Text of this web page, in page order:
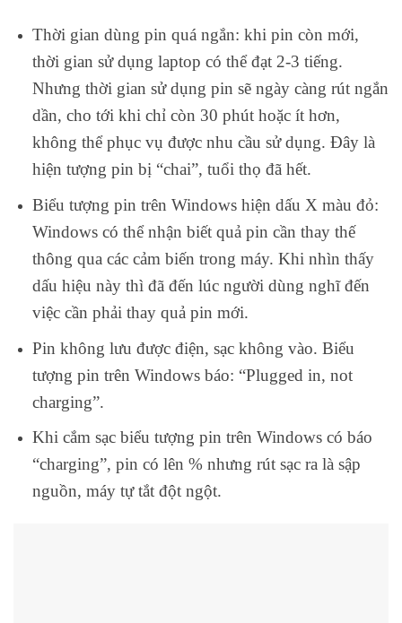
Thời gian dùng pin quá ngắn: khi pin còn mới,
thời gian sử dụng laptop có thể đạt 2-3 tiếng.
Nhưng thời gian sử dụng pin sẽ ngày càng rút ngắn
dần, cho tới khi chỉ còn 30 phút hoặc ít hơn,
không thể phục vụ được nhu cầu sử dụng. Đây là
hiện tượng pin bị “chai”, tuổi thọ đã hết.
Biểu tượng pin trên Windows hiện dấu X màu đỏ:
Windows có thể nhận biết quả pin cần thay thế
thông qua các cảm biến trong máy. Khi nhìn thấy
dấu hiệu này thì đã đến lúc người dùng nghĩ đến
việc cần phải thay quả pin mới.
Pin không lưu được điện, sạc không vào. Biểu
tượng pin trên Windows báo: “Plugged in, not
charging”.
Khi cắm sạc biểu tượng pin trên Windows có báo
“charging”, pin có lên % nhưng rút sạc ra là sập
nguồn, máy tự tắt đột ngột.